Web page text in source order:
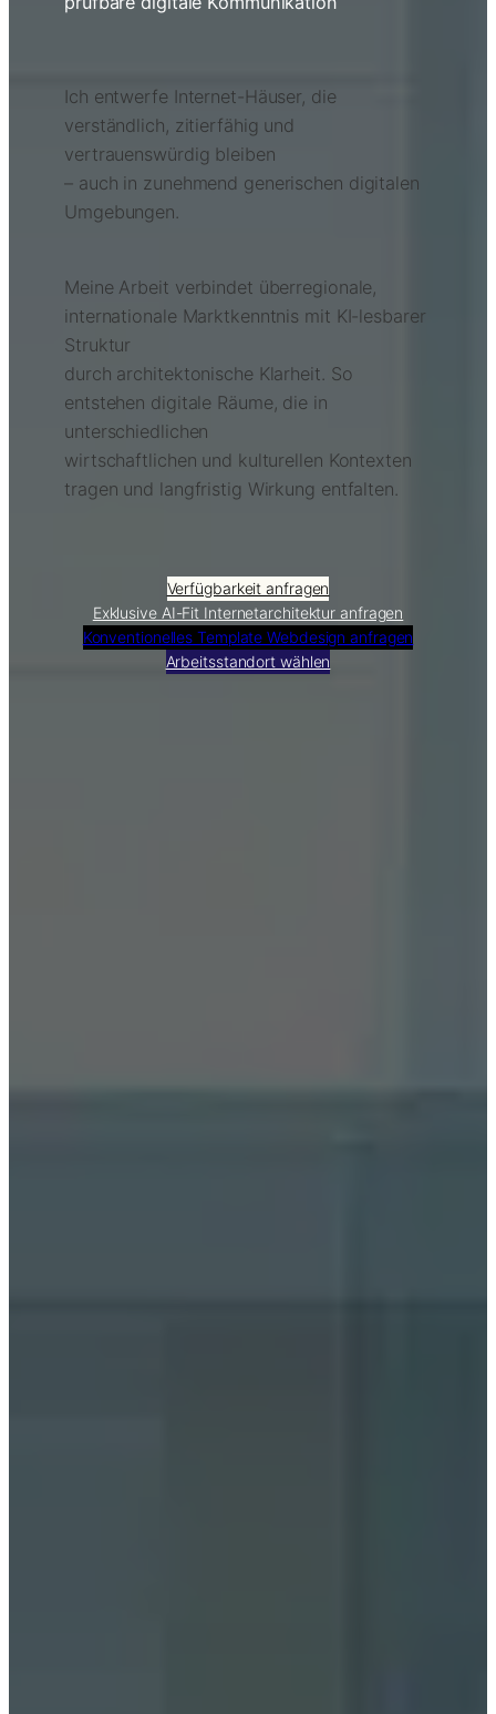
Ich entwerfe Internet-Häuser, die
verständlich, zitierfähig und
vertrauenswürdig bleiben
– auch in zunehmend generischen digitalen
Umgebungen.
Meine Arbeit verbindet überregionale,
internationale Marktkenntnis mit KI-lesbarer
Struktur
durch architektonische Klarheit. So
entstehen digitale Räume, die in
unterschiedlichen
wirtschaftlichen und kulturellen Kontexten
tragen und langfristig Wirkung entfalten.
Verfügbarkeit anfragen
Exklusive AI-Fit Internetarchitektur anfragen
Konventionelles Template Webdesign anfragen
Arbeitsstandort wählen